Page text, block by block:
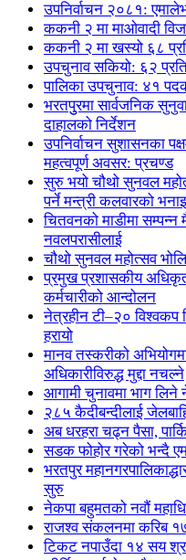
उपनिर्वाचन २०८१:
ककनी २ मा माओवादी
ककनी २ मा खस्यो ६८
उपचुनाव सकियो: ६२
पालिका उपचुनाव: ४१
भरतपुुरमा सार्वजनिक
दाहालको निर्देशन
उपनिर्वाचन सुशासनका
महत्वपूर्ण अवसर: प्रचण्ड
सुरु भयो चौथो सुनवल
पर्ने मन्त्री कलवारको भनाइ
चितवनको माडीमा सम्पन्न
नवलपरासीलाई
चौथो सुनवल महोत्सव
प्रमुख प्रशासकीय
कर्मचारीको आन्दोलन
नेत्रहीन टी–२०
हरायो
मानव तस्करीको
अधिकारीविरुद्ध मुद्दा नचल्ने
आगामी चुनावमा भाग
२८५ कैदीबन्दीलाई
अब धरहरा चढ्न पैसा,
सडक फोहोर गरेको भन्दै
भरतपुर
सुरु
नेकपा बहुमतको नवौं
राजश्व संकलनमा करिब
टिकट नपाउँदा १४ सय